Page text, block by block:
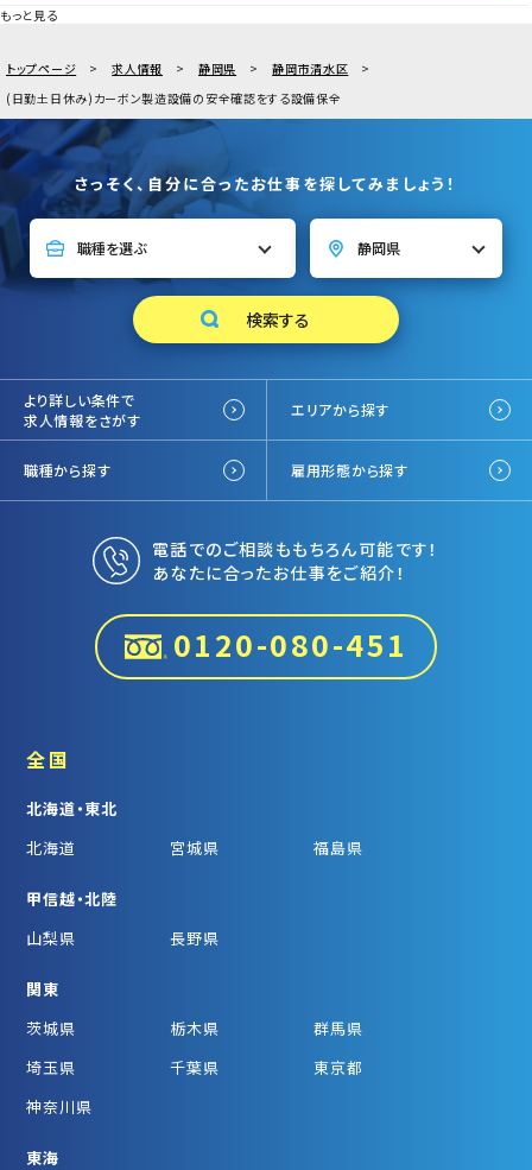
もっと見る
トップページ 求人情報 静岡県
静岡市清水区
(日勤土日休み)カーボン製造設備の安全確認をする設備保全
さっそく、自分に合ったお仕事を探してみましょう！
より詳しい条件で
求人情報をさがす
エリアから探す
職種から探す 雇用形態から探す
電話でのご相談ももちろん可能です！
あなたに合ったお仕事をご紹介！
0120-080-451
全国
北海道・東北
北海道
宮城県 福島県
甲信越・北陸
山梨県
長野県
関東
茨城県
栃木県
群馬県
埼玉県
千葉県
東京都
神奈川県
東海